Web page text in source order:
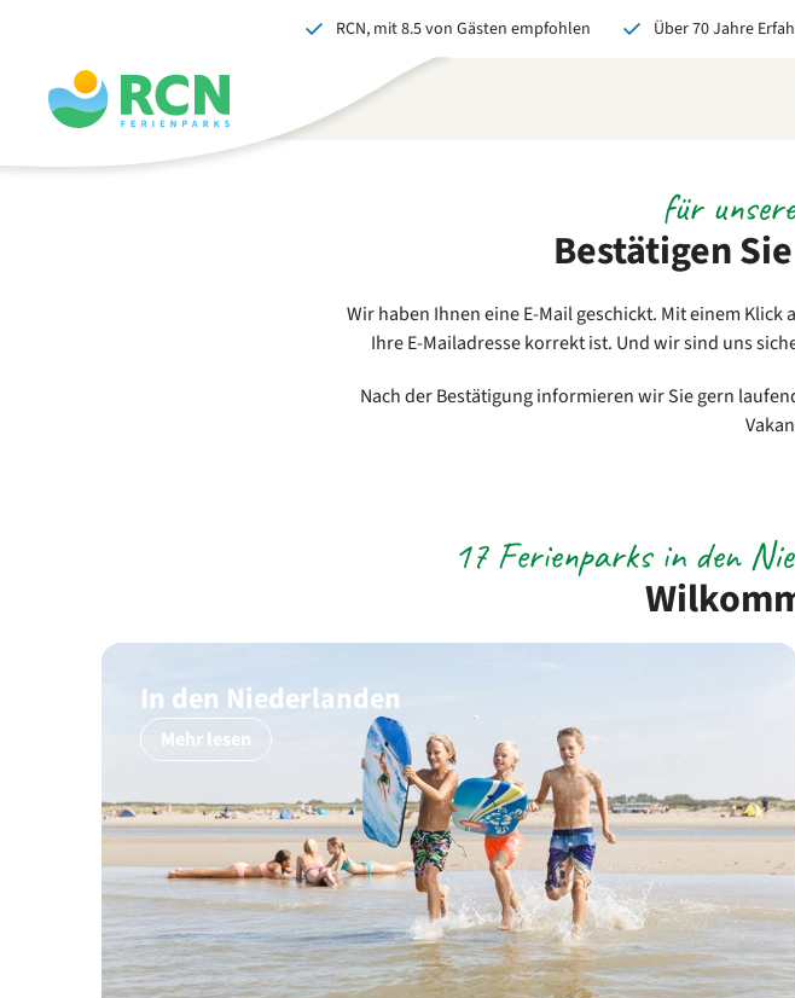
springen
springen
springen
RCN, mit 8.5 von Gästen empfohlen Über 70 Jahre
Bestätigen
für
Wir haben Ihnen eine E-Mail geschickt. Mit einem
Ihre E-Mailadresse korrekt ist. Und wir sind uns
Nach der Bestätigung informieren wir Sie gern
17 Ferienparks in den
In den Niederlanden
Mehr lesen